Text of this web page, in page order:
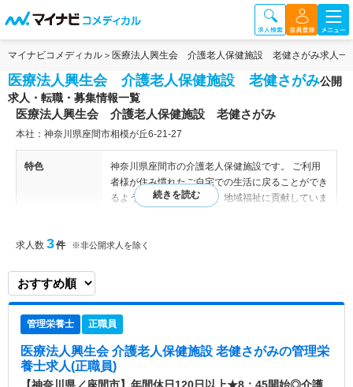
マイナビコメディカル 医療法人興生会 介護老人保健施設 老健さがみ求人一
医療法人興生会 介護老人保健施設 老健さがみ公開
求人・転職・募集情報一覧
医療法人興生会 介護老人保健施設 老健さがみ
本社：神奈川県座間市相模が丘6-21-27
特色
神奈川県座間市の介護老人保健施設です。 ご利用
者様が住み慣れたご自宅での生活に戻ることができ
るようリハビリを実施し、地域福祉に貢献していま
求人数 3件 ※非公開求人を除く
管理栄養士 正職員
医療法人興生会 介護老人保健施設 老健さがみの管理栄
養士求人(正職員)
【神奈川県／座間市】年間休日120日以上★8：45開始◎介護